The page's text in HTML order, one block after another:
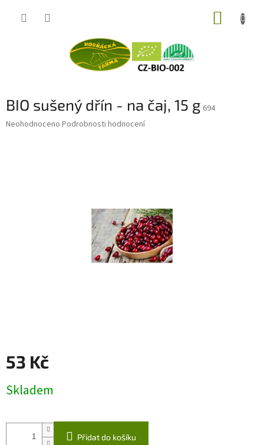
BIO sušený dřín - na čaj, 15 g 694
Průměrné
Neohodnoceno Podrobnosti hodnocení
53 Kč
cena:
Skladem
Přidat do košíku